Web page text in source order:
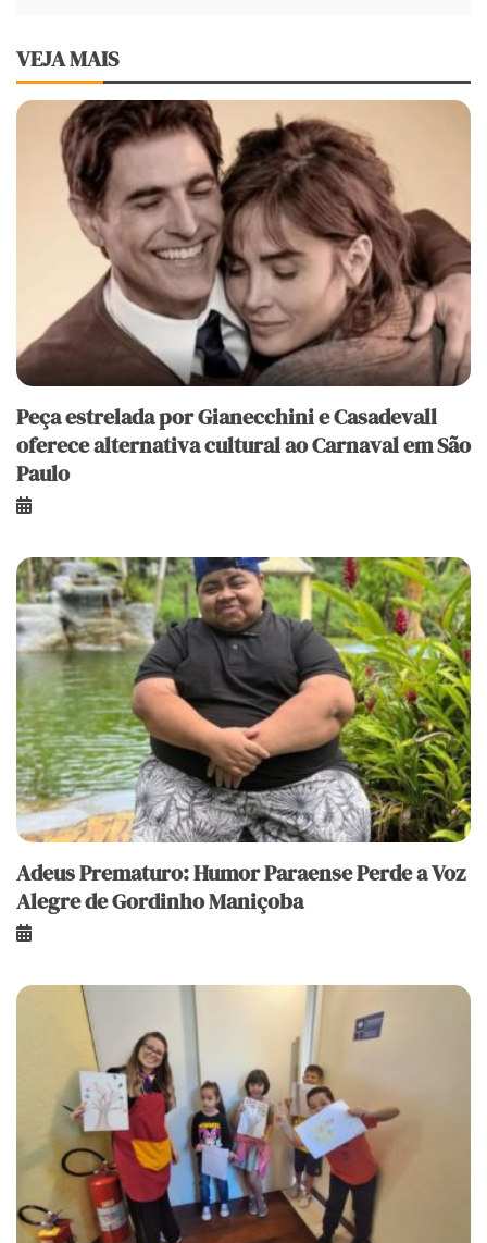
VEJA MAIS
Peça estrelada por Gianecchini e Casadevall
oferece alternativa cultural ao Carnaval em São
Paulo
Adeus Prematuro: Humor Paraense Perde a Voz
Alegre de Gordinho Maniçoba